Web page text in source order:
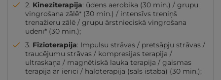
2. Kineziterapija: ūdens aerobika (30 min.) / grupu
vingrošana zālē* (30 min.) / intensīvs treniņš
trenažieru zālē / grupu ārstnieciskā vingrošana
ūdenī* (30 min.);
3. Fizioterapija: Impulsu strāvas / pretsāpju strāvas /
traucējumu strāvas / kompresijas terapija /
ultraskaņa / magnētiskā lauka terapija / gaismas
terapija ar ierīci / haloterapija (sāls istaba) (30 min.);